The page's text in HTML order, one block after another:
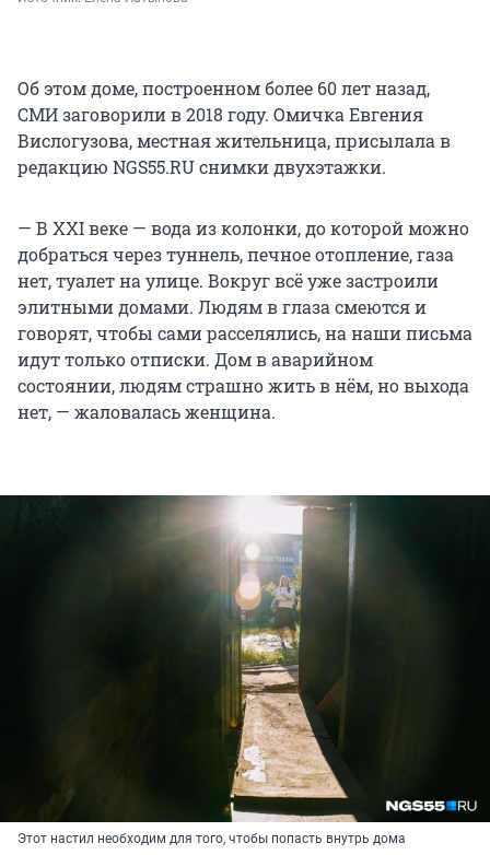
Об этом доме, построенном более 60 лет назад,
СМИ заговорили в 2018 году. Омичка Евгения
Вислогузова, местная жительница, присылала в
редакцию NGS55.RU снимки двухэтажки.
— В XXI веке — вода из колонки, до которой можно
добраться через туннель, печное отопление, газа
нет, туалет на улице. Вокруг всё уже застроили
элитными домами. Людям в глаза смеются и
говорят, чтобы сами расселялись, на наши письма
идут только отписки. Дом в аварийном
состоянии, людям страшно жить в нём, но выхода
нет, — жаловалась женщина.
Этот настил необходим для того, чтобы попасть внутрь дома